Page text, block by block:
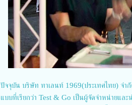
ปัจจุบัน บริษัท ทาเลนท์ 1969(ประเทศไทย) จำ
แบบที่เรียกว่า Test & Go เป็นผู้จัดจำหน่ายแล